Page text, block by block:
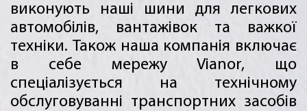
виконують наші шини для легкових
автомобілів, вантажівок та важкої
техніки. Також наша компанiя включає
в себе мережу Vianor, що
спеціалізується на технічному
обслуговуванні транспортних засобів